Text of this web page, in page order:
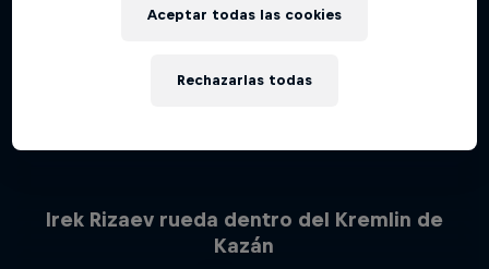
Irek Rizaev rueda dentro del Kremlin de
Kazán
Rechazarlas todas
Aceptar todas las cookies